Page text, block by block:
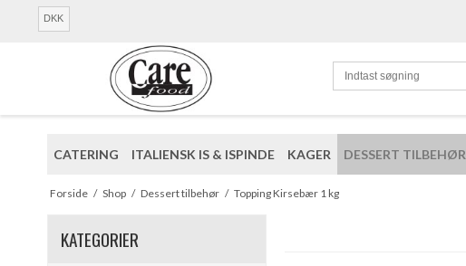
DKK
CATERING ITALIENSK IS & ISPINDE KAGER DESSERT TILBEHØR
Forside / Shop / Dessert tilbehør / Topping Kirsebær 1 kg
KATEGORIER